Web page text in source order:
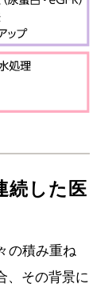
続した医
の積み重ね
、その背景に